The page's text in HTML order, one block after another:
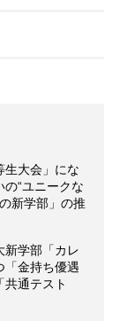
生大会」にな
“ユニークな
新学部」の推
新学部「カレ
金持ち優遇
通テスト